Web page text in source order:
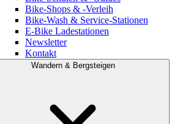
Bike-Shops & -Verleih
Bike-Wash & Service-Stationen
E-Bike Ladestationen
Newsletter
Kontakt
Wandern & Bergsteigen